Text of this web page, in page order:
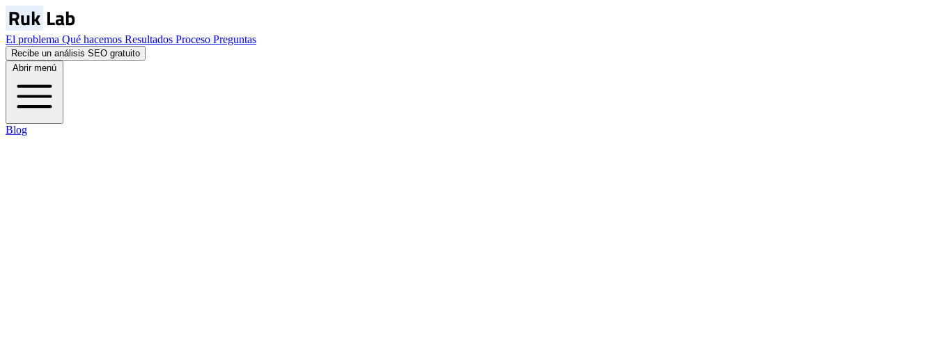
El problema Qué hacemos Resultados Proceso Preguntas
Recibe un análisis SEO gratuito
Abrir menú
Blog